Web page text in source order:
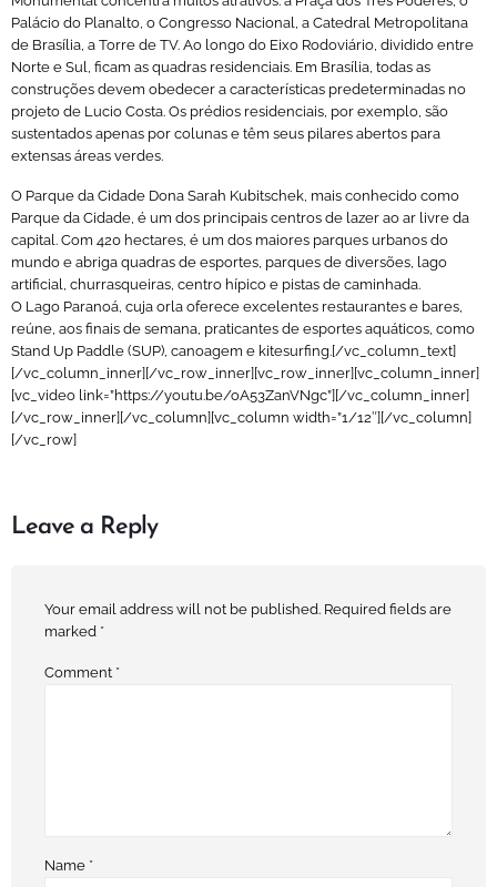
Palácio do Planalto, o Congresso Nacional, a Catedral Metropolitana
de Brasília, a Torre de TV. Ao longo do Eixo Rodoviário, dividido entre
Norte e Sul, ficam as quadras residenciais. Em Brasília, todas as
construções devem obedecer a características predeterminadas no
projeto de Lucio Costa. Os prédios residenciais, por exemplo, são
sustentados apenas por colunas e têm seus pilares abertos para
extensas áreas verdes.
O Parque da Cidade Dona Sarah Kubitschek, mais conhecido como
Parque da Cidade, é um dos principais centros de lazer ao ar livre da
capital. Com 420 hectares, é um dos maiores parques urbanos do
mundo e abriga quadras de esportes, parques de diversões, lago
artificial, churrasqueiras, centro hípico e pistas de caminhada.
O Lago Paranoá, cuja orla oferece excelentes restaurantes e bares,
reúne, aos finais de semana, praticantes de esportes aquáticos, como
Stand Up Paddle (SUP), canoagem e kitesurfing.[/vc_column_text]
[/vc_column_inner][/vc_row_inner][vc_row_inner][vc_column_inner]
[vc_video link=”https://youtu.be/oA53ZanVNgc”][/vc_column_inner]
[/vc_row_inner][/vc_column][vc_column width=”1/12″][/vc_column]
[/vc_row]
Leave a Reply
Your email address will not be published. Required fields are
marked *
Comment *
Name *